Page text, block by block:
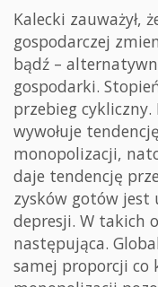
Kalecki zauważył,
gospodarczej
bądź –
gospodarki.
przebieg
wywołuje
monopolizacji,
daje tendencję
zysków gotów jest
depresji. W takich
następująca.
samej proporcji co